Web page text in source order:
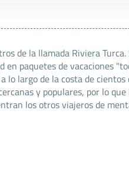
de la llamada Riviera
paquetes de vacaciones
largo de la costa de
y populares, por lo
los otros viajeros de